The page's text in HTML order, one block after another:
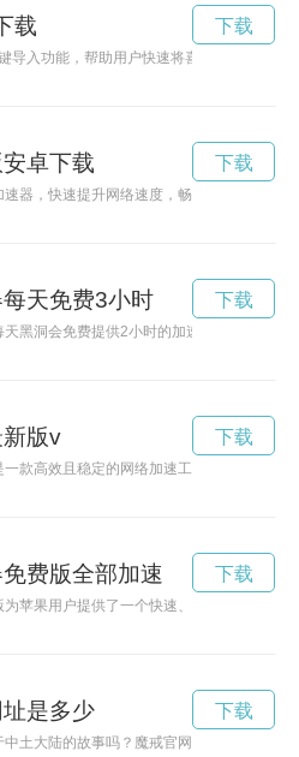
载
导入功能，帮助用户快速将喜欢的商品添加
下载
卓下载
器，快速提升网络速度，畅享畅快的网络体
下载
天免费3小时
黑洞会免费提供2小时的加速服务，让人们
下载
版v
款高效且稳定的网络加速工具，能够帮助
下载
费版全部加速
苹果用户提供了一个快速、稳定的网络加
下载
是多少
土大陆的故事吗？魔戒官网app为您提供
下载